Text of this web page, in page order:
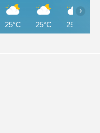
25°C 25°C 25°C
›